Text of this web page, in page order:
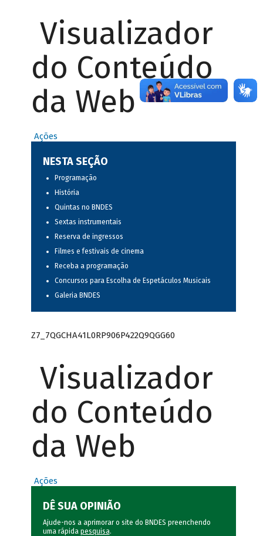
Visualizador
do Conteúdo
da Web
Ações
NESTA SEÇÃO
Programação
História
Quintas no BNDES
Sextas instrumentais
Reserva de ingressos
Filmes e festivais de cinema
Receba a programação
Concursos para Escolha de Espetáculos Musicais
Galeria BNDES
Z7_7QGCHA41L0RP906P422Q9QGG60
Visualizador
do Conteúdo
da Web
Ações
DÊ SUA OPINIÃO
Ajude-nos a aprimorar o site do BNDES preenchendo
uma rápida pesquisa.